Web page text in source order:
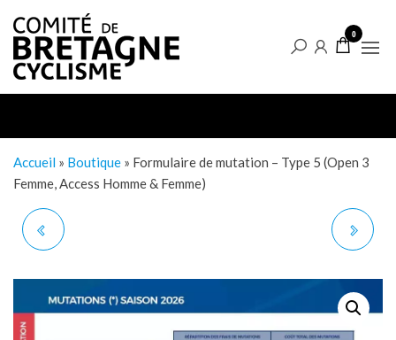
contenu
Bretagne
de
Cyclisme
0
Accueil » Boutique » Formulaire de mutation – Type 5 (Open 3
Femme, Access Homme & Femme)
(OPEN 3 HOMME, OPEN (CADRE TECHNIQUE &